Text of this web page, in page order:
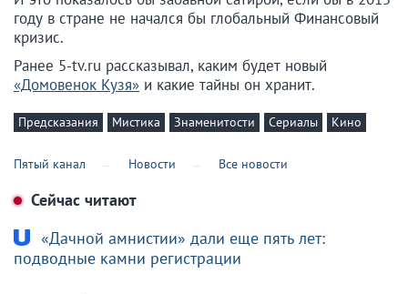
году в стране не начался бы глобальный Финансовый
кризис.
Ранее 5-tv.ru рассказывал, каким будет новый
«Домовенок Кузя» и какие тайны он хранит.
Предсказания Мистика Знаменитости Сериалы Кино
Пятый канал Новости Все новости
Сейчас читают
«Дачной амнистии» дали еще пять лет:
подводные камни регистрации